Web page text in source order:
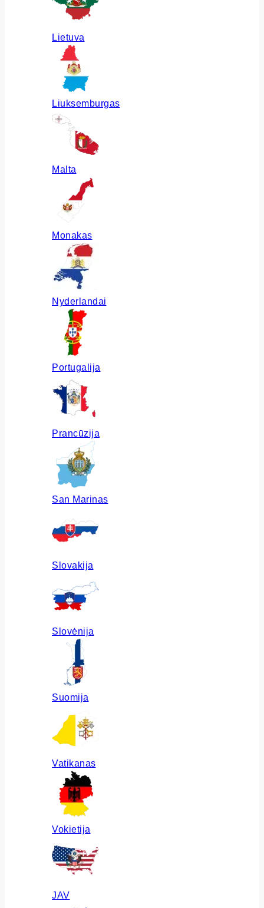
Lietuva
Liuksemburgas
Malta
Monakas
Nyderlandai
Portugalija
Prancūzija
San Marinas
Slovakija
Slovėnija
Suomija
Vatikanas
Vokietija
JAV